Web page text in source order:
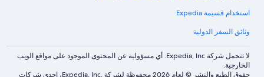
استخدام قسيمة Expedia
وثائق السفر الدولية
لا تتحمل شركة Expedia, Inc. أي مسؤولية عن المحتوى الموجود على مواقع الويب
الخارجية.
حقوق الطبع والنشر © لعام 2026 محفوظة لشركة .Expedia, Inc، إحدى شركات